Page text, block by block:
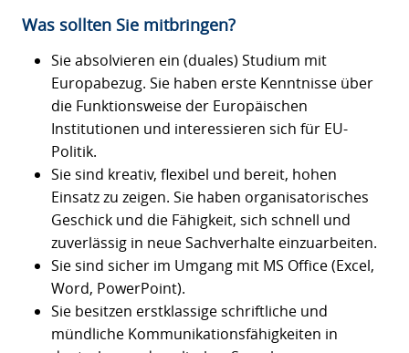
Was sollten Sie mitbringen?
Sie absolvieren ein (duales) Studium mit
Europabezug. Sie haben erste Kenntnisse über
die Funktionsweise der Europäischen
Institutionen und interessieren sich für EU-
Politik.
Sie sind kreativ, flexibel und bereit, hohen
Einsatz zu zeigen. Sie haben organisatorisches
Geschick und die Fähigkeit, sich schnell und
zuverlässig in neue Sachverhalte einzuarbeiten.
Sie sind sicher im Umgang mit MS Office (Excel,
Word, PowerPoint).
Sie besitzen erstklassige schriftliche und
mündliche Kommunikationsfähigkeiten in